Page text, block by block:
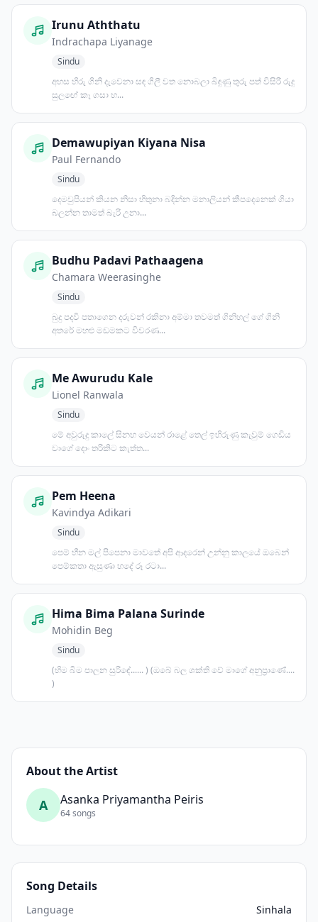
Irunu Aththatu
Indrachapa Liyanage
Sindu
අහස හිරු ගිනි දැවෙනා සඳ ගිලී වත නොබලා බිඳුණු තුරු පත් විසිරී රුදු
සුලඟේ කෑ ගසා හ...
Demawupiyan Kiyana Nisa
Paul Fernando
Sindu
දෙමවුපියන් කියන නිසා හිතුනා බදින්න මනාලියන් කීපදෙනෙක් ගියා
බලන්න තාමත් බැරි උනා...
Budhu Padavi Pathaagena
Chamara Weerasinghe
Sindu
බුදු පදවි පතාගෙන දරුවන් රකිනා අම්මා තවමත් ගිනිහල් ගේ ගිනි
අතරේ මහළු මඩමකට විවරණ...
Me Awurudu Kale
Lionel Ranwala
Sindu
මේ අවුරුදු කාලේ සිනහ වෙයන් රාළේ තෙල් ඉහිරුණු කැවුම් ගෙඩිය
වාගේ දොං තරිකිට කැත්ත...
Pem Heena
Kavindya Adikari
Sindu
පෙම් හීන මල් පිපෙනා මාවතේ අපි ආදරෙන් උන්නු කාලයේ ඔබෙන්
පෙම්කතා ඇසුණා හදේ රූ රටා...
Hima Bima Palana Surinde
Mohidin Beg
Sindu
(හිම බිම පාලන සුරිඳේ...... ) (ඔබේ බල ශක්ති වේ මාගේ අනුප්‍රාණේ....
)
About the Artist
A Asanka Priyamantha Peiris
64 songs
Song Details
Language
Sinhala